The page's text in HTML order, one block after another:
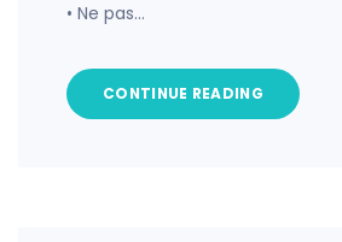
• Ne pas…
CONTINUE READING